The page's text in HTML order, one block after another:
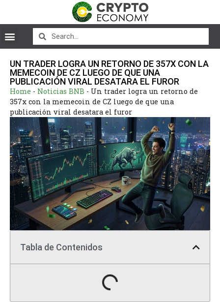
UN TRADER LOGRA UN RETORNO DE 357X CON LA
MEMECOIN DE CZ LUEGO DE QUE UNA
PUBLICACIÓN VIRAL DESATARA EL FUROR
Home - Noticias BNB - Un trader logra un retorno de
357x con la memecoin de CZ luego de que una
publicación viral desatara el furor
Tabla de Contenidos